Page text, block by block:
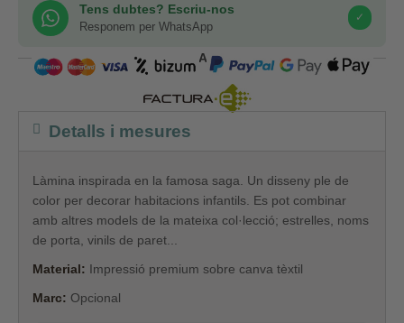
Tens dubtes? Escriu-nos
Responem per WhatsApp
✓
COMPRA SEGURA
Detalls i mesures
Làmina inspirada en la famosa saga. Un disseny ple de
color per decorar habitacions infantils. Es pot combinar
amb altres models de la mateixa col·lecció; estrelles, noms
de porta, vinils de paret...
Material: Impressió premium sobre canva tèxtil
Marc: Opcional